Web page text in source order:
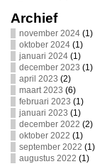
Archief
november 2024(1)
oktober 2024(1)
januari 2024(1)
december 2023 (1)
april 2023 (2)
maart 2023 (6)
februari 2023 (1)
januari 2023 (1)
december 2022 (2)
oktober 2022 (1)
september 2022 (1)
augustus 2022 (1)